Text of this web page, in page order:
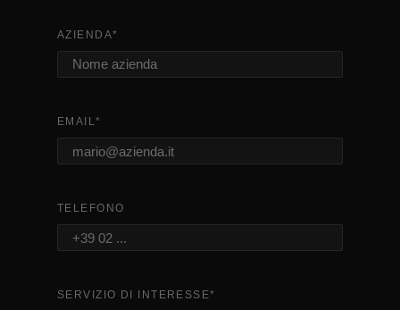
AZIENDA*
EMAIL*
TELEFONO
SERVIZIO DI INTERESSE*